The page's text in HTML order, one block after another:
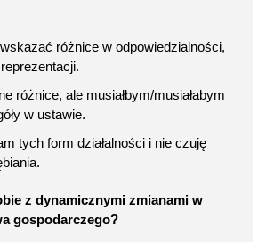
różnice w odpowiedzialności,
różnice, ale musiałbym/musiałabym
w ustawie.
tych form działalności i nie czuję
z dynamicznymi zmianami w
gospodarczego?